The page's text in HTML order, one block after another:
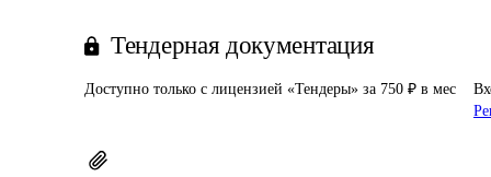
Тендерная документация
Доступно только с лицензией «Тендеры» за 750 ₽ в мес